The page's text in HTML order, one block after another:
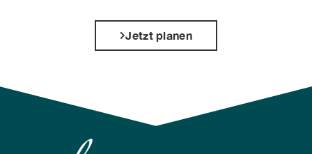
Jetzt planen